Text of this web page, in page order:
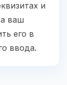
и
ваш
его в
ввода.